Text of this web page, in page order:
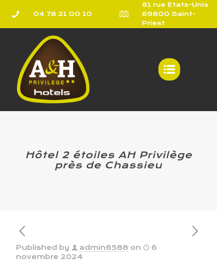
04 78 21 00 10
81 rue Etats-Unis
69800 Saint-
Priest
Hôtel 2 étoiles AH Privilège
près de Chassieu
Published by admin6588 on
6
novembre 2024